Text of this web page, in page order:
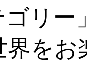
リー
界を